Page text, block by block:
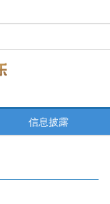
信息披露